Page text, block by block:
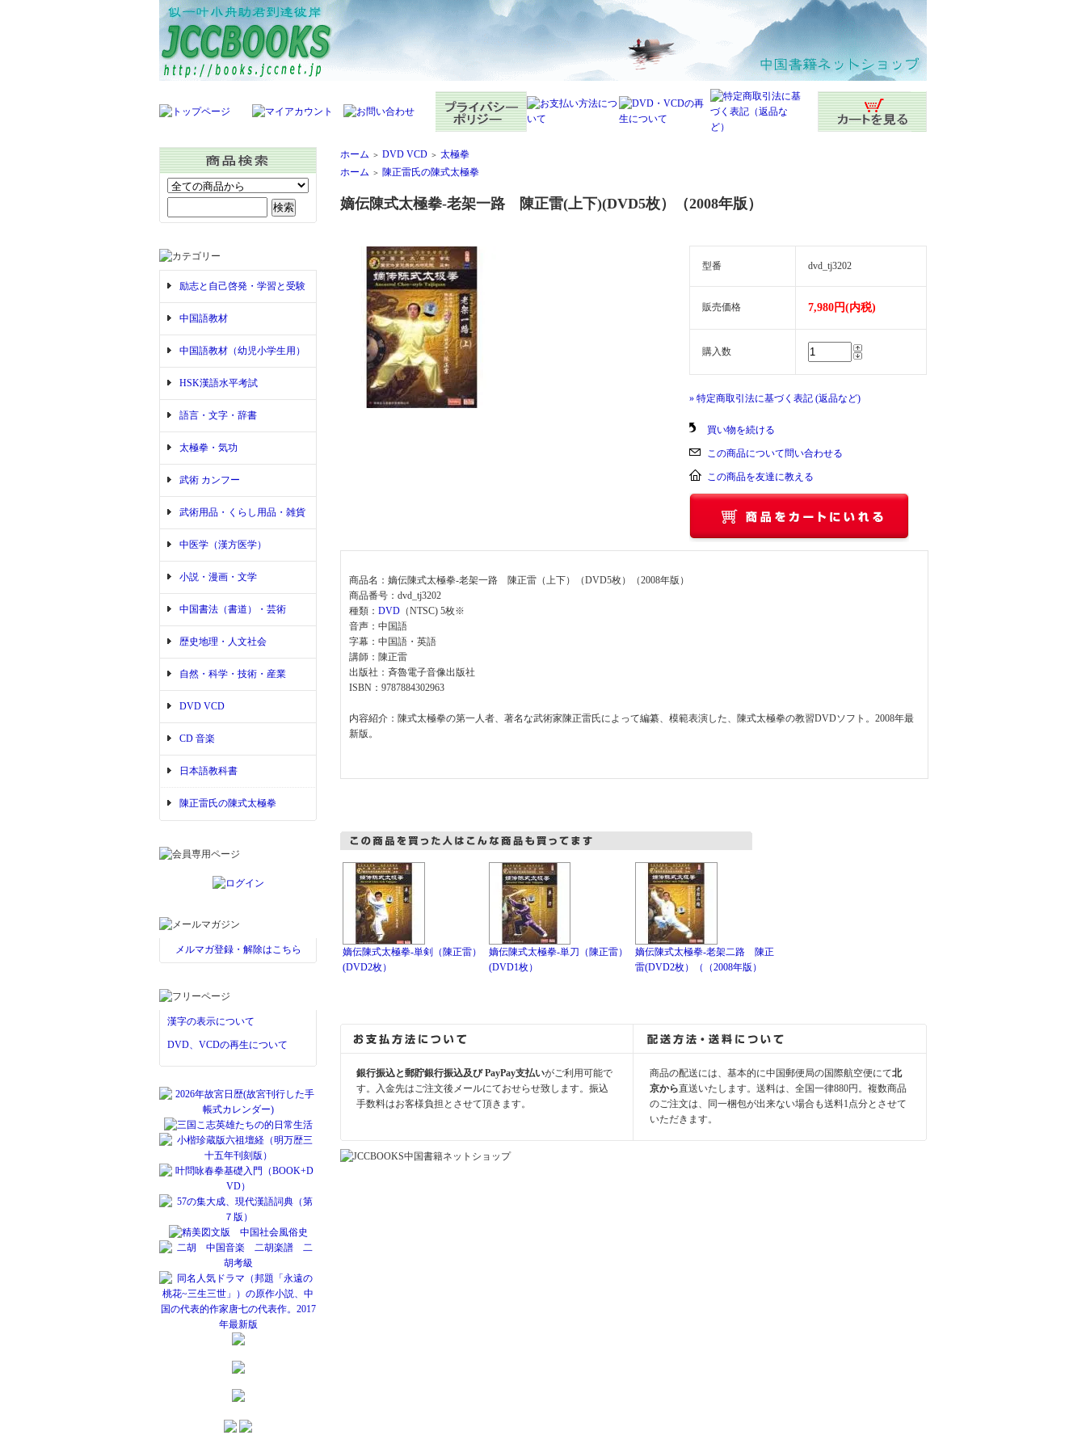
励志と自己啓発・学習と受験
中国語教材
中国語教材（幼児小学生用）
HSK漢語水平考試
語言・文字・辞書
太極拳・気功
武術 カンフー
武術用品・くらし用品・雑貨
中医学（漢方医学）
小説・漫画・文学
中国書法（書道）・芸術
歴史地理・人文社会
自然・科学・技術・産業
DVD VCD
CD 音楽
日本語教科書
陳正雷氏の陳式太極拳
メルマガ登録・解除はこちら
漢字の表示について
DVD、VCDの再生について
ホーム ＞ DVD VCD ＞ 太極拳
ホーム ＞ 陳正雷氏の陳式太極拳
嫡伝陳式太極拳-老架一路 陳正雷(上下)(DVD5枚）（2008年版）
型番 dvd_tj3202
販売価格 7,980円(内税)
購入数
» 特定商取引法に基づく表記 (返品など)
買い物を続ける
この商品について問い合わせる
この商品を友達に教える
商品名：嫡伝陳式太極拳-老架一路 陳正雷（上下）（DVD5枚）（2008年版）
商品番号：dvd_tj3202
種類： DVD （NTSC) 5枚※
音声：中国語
字幕：中国語・英語
講師：陳正雷
出版社：斉魯電子音像出版社
ISBN：9787884302963
内容紹介：陳式太極拳の第一人者、著名な武術家陳正雷氏によって編纂、模範表演した、陳式太極拳の教習DVDソフト。2008年最
新版。
嫡伝陳式太極拳-単剣（陳正雷）
(DVD2枚）
嫡伝陳式太極拳-単刀（陳正雷）
(DVD1枚）
嫡伝陳式太極拳-老架二路 陳正
雷(DVD2枚）（（2008年版）
銀行振込と郵貯銀行振込及び PayPay支払いがご利用可能で
す。入金先はご注文後メールにておせらせ致します。振込
手数料はお客様負担とさせて頂きます。
商品の配送には、基本的に中国郵便局の国際航空便にて北
京から直送いたします。送料は、全国一律880円。複数商品
のご注文は、同一梱包が出来ない場合も送料1点分とさせて
いただきます。